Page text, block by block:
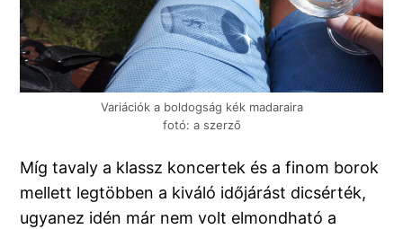
Variációk a boldogság kék madaraira
fotó: a szerző
Míg tavaly a klassz koncertek és a finom borok
mellett legtöbben a kiváló időjárást dicsérték,
ugyanez idén már nem volt elmondható a